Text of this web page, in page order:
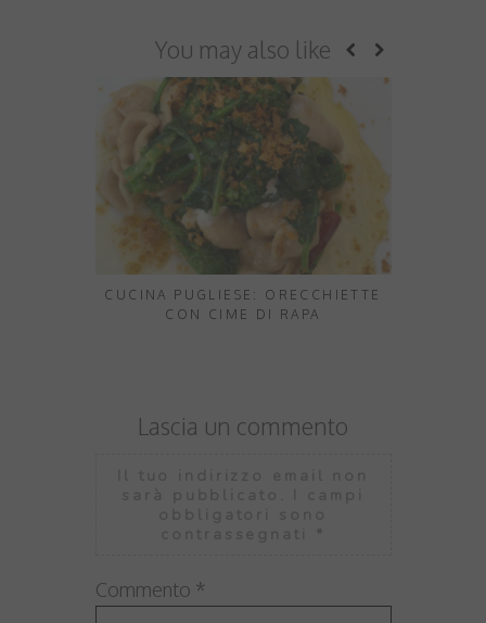
You may also like
CUCINA PUGLIESE: ORECCHIETTE
CON CIME DI RAPA
Lascia un commento
Commento *